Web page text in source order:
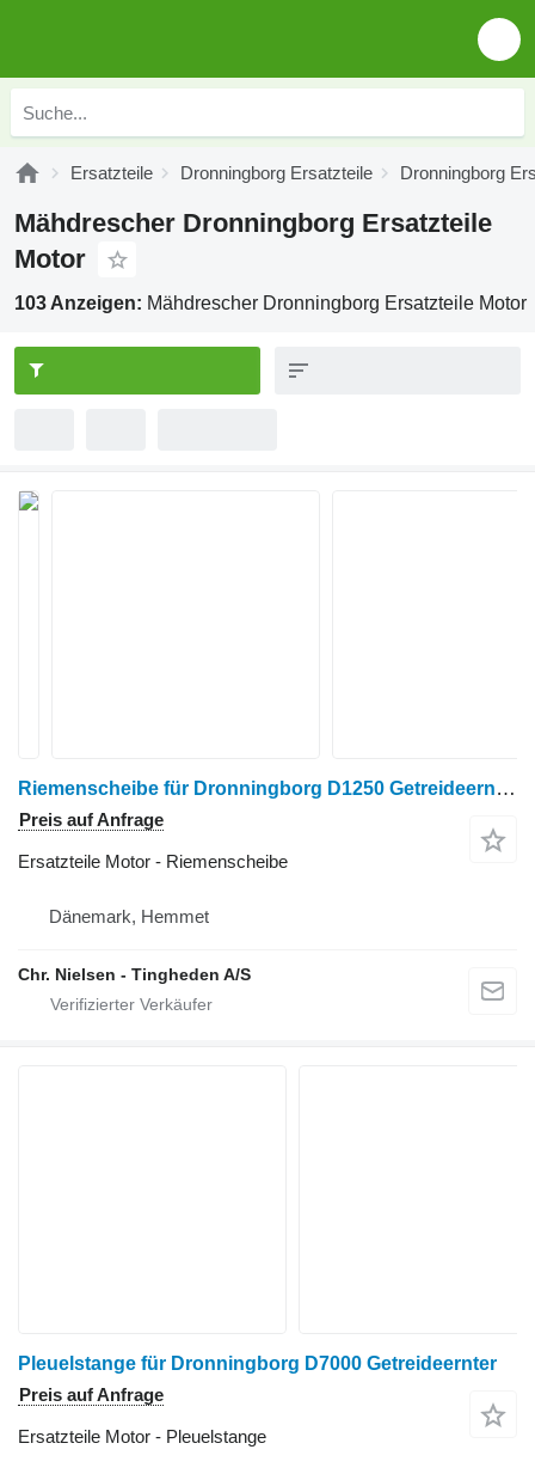
Ersatzteile Dronningborg Ersatzteile Dronningborg
Mähdrescher Dronningborg Ersatzteile
Motor
103 Anzeigen: Mähdrescher Dronningborg Ersatzteile Motor
Riemenscheibe für Dronningborg D1250 Getreideernter
Preis auf Anfrage
Ersatzteile Motor - Riemenscheibe
Dänemark, Hemmet
Chr. Nielsen - Tingheden A/S
Pleuelstange für Dronningborg D7000 Getreideernter
Preis auf Anfrage
Ersatzteile Motor - Pleuelstange